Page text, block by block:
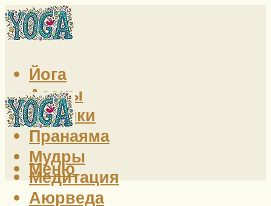
Йога
Асаны
Техники
Пранаяма
Мудры
Медитация
Аюрведа
Меню